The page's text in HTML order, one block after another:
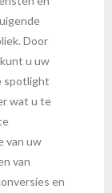
Door
u uw
spotlight
wat u te
van uw
van
en